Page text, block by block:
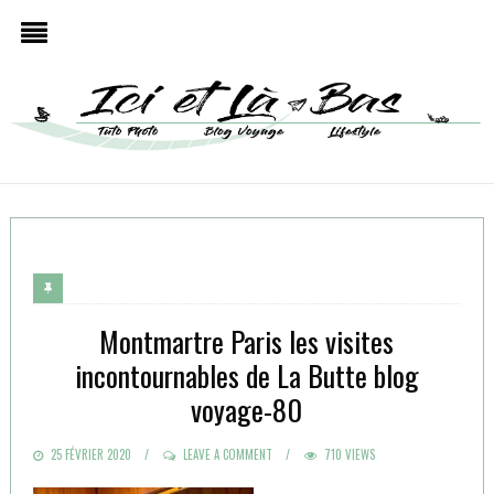
Montmartre Paris les visites
incontournables de La Butte blog
voyage-80
POSTED
25 FÉVRIER 2020 LEAVE A COMMENT 710 VIEWS